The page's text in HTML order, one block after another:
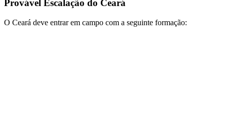
Provável Escalação do Ceará
O Ceará deve entrar em campo com a seguinte formação: